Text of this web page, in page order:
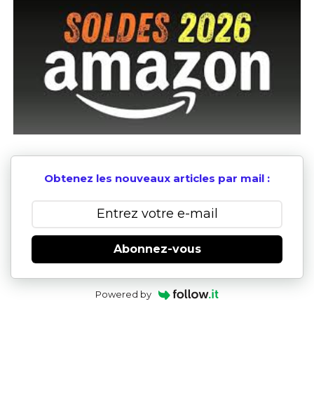
Obtenez les nouveaux articles par mail :
Abonnez-vous
Powered by